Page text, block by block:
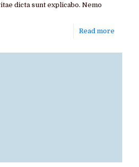
dicta sunt explicabo. Nemo
Read more